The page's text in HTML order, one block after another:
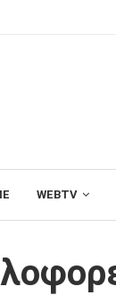
WEBTV
κυκλοφορεί